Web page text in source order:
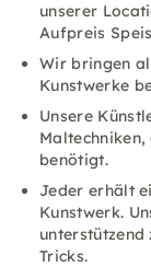
unserer
Aufpreis
Wir bringen
Kunstwerke
Unsere
benötigt.
Jeder erhält
Kunstwerk.
unterstützend
Tricks.